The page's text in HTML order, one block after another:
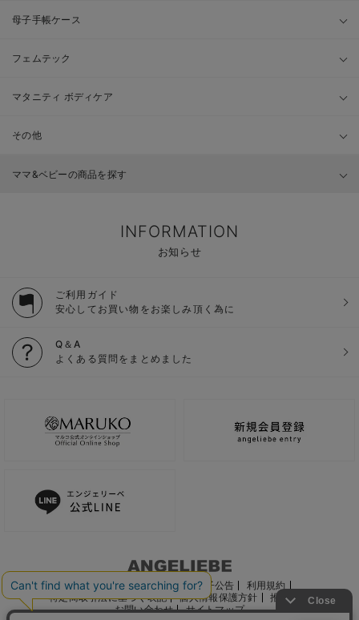
母子手帳ケース
フェムテック
マタニティ ボディケア
その他
ママ&ベビーの商品を探す
INFORMATION
お知らせ
ご利用ガイド
安心してお買い物をお楽しみ頂く為に
Q＆A
よくある質問をまとめました
ご利用ガイド 会社概要 電子公告
利用規約
特定商取引法に基づく表記
個人情報保護方針
推奨環境
お問い合わせ
サイトマップ